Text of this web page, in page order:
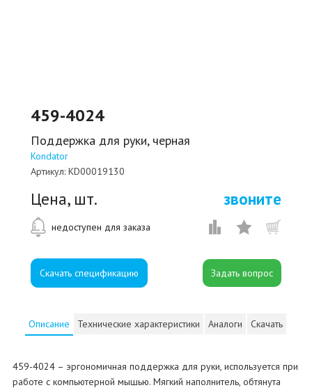
459-4024
Поддержка для руки, черная
Kondator
Артикул: KD00019130
Цена, шт. звоните
недоступен для заказа
Скачать спецификацию
Описание Технические характеристики Аналоги Скачать
459-4024 – эргономичная поддержка для руки, используется при
работе с компьютерной мышью. Мягкий наполнитель, обтянута